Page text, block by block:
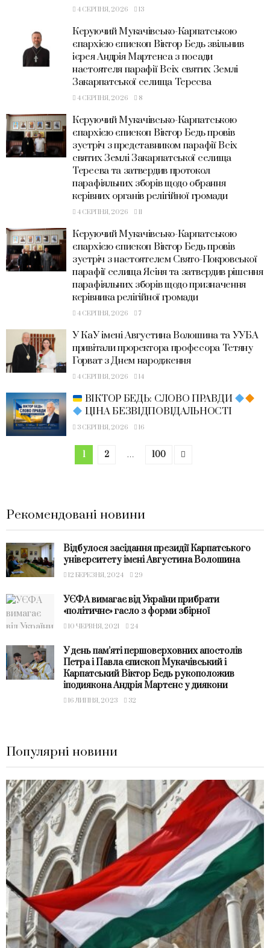
4 СЕРПНЯ, 2026 13
Керуючий Мукачівсько-Карпатською
єпархією єпископ Віктор Бедь звільнив
ієрея Андрія Мартенса з посади
настоятеля парафії Всіх святих Землі
Закарпатської селища Тересва
4 СЕРПНЯ, 2026 8
Керуючий Мукачівсько-Карпатською
єпархією єпископ Віктор Бедь провів
зустріч з представником парафії Всіх
святих Землі Закарпатської селища
Тересва та затвердив протокол
парафіяльних зборів щодо обрання
керівних органів релігійної громади
4 СЕРПНЯ, 2026 11
Керуючий Мукачівсько-Карпатською
єпархією єпископ Віктор Бедь провів
зустріч з настоятелем Свято-Покровської
парафії селища Ясіня та затвердив рішення
парафіяльних зборів щодо призначення
керівника релігійної громади
4 СЕРПНЯ, 2026 7
У КаУ імені Августина Волошина та УУБА
привітали проректора професора Тетяну
Горват з Днем народження
4 СЕРПНЯ, 2026 14
ВІКТОР БЕДЬ: СЛОВО ПРАВДИ
ЦІНА БЕЗВІДПОВІДАЛЬНОСТІ
3 СЕРПНЯ, 2026 16
1 2 … 100
Рекомендовані новини
Відбулося засідання президії Карпатського
університету імені Августина Волошина
12 БЕРЕЗНЯ, 2024 29
УЄФА вимагає від України прибрати
«політичне» гасло з форми збірної
10 ЧЕРВНЯ, 2021 24
У день пам’яті першоверховних апостолів
Петра і Павла єпископ Мукачівський і
Карпатський Віктор Бедь рукоположив
іподиякона Андрія Мартенс у диякони
16 ЛИПНЯ, 2023 32
Популярні новини